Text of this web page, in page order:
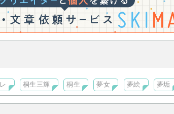
桐生三輝 桐生 夢女 夢絵 夢垢